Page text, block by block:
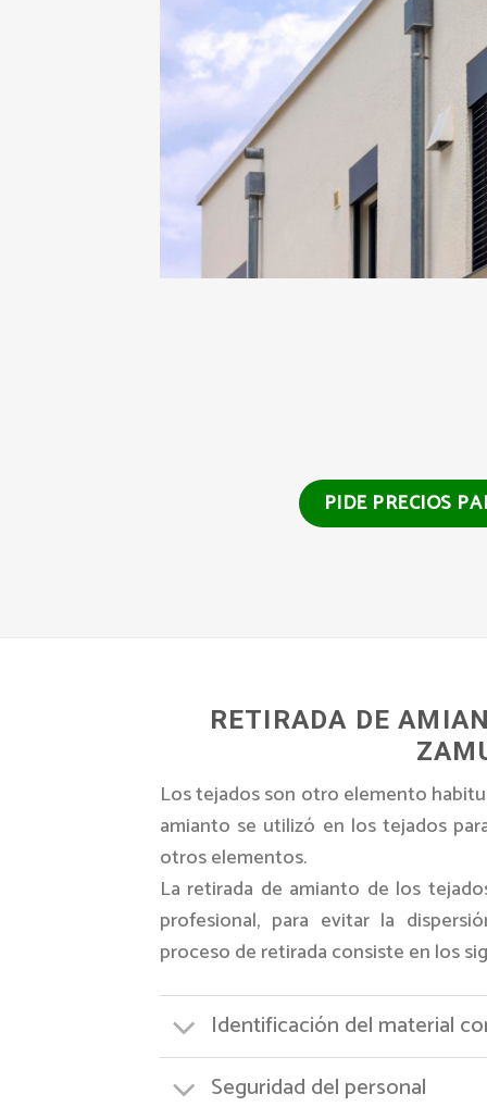
PIDE PRECIOS
RETIRADA DE
Los tejados son otro elemento
amianto se utilizó en los tejados
otros elementos.
La retirada de amianto de los
profesional, para evitar la
proceso de retirada consiste en los
Identificación del material
Seguridad del personal